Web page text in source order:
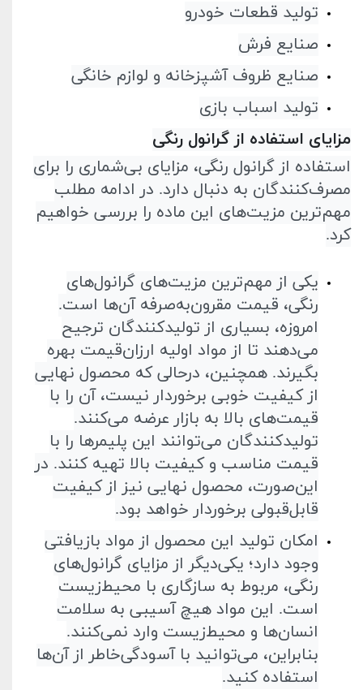
تولید قطعات خودرو
صنایع فرش
صنایع ظروف آشپزخانه و لوازم خانگی
تولید اسباب بازی
مزایای استفاده از گرانول رنگی
استفاده از گرانول رنگی، مزایای بی‌شماری را برای
مصرف‌کنندگان به­ دنبال دارد. در ادامه مطلب
مهم‌ترین مزیت‌های این ماده را بررسی خواهیم
کرد.
یکی از مهم‌ترین مزیت‌های گرانول‌های
رنگی، قیمت مقرون‌به‌صرفه آن‌ها است.
امروزه، بسیاری از تولید‌کنندگان ترجیح
می‌دهند تا از مواد اولیه ارزان‌قیمت بهره
بگیرند. همچنین، در‌حالی که محصول نهایی
از کیفیت خوبی برخوردار نیست، آن را با
قیمت‌های بالا به بازار عرضه می‌کنند.
تولید‌کنندگان می‌توانند این پلیمر‌ها را با
قیمت مناسب و کیفیت بالا تهیه کنند. در
این‌صورت، محصول نهایی نیز از کیفیت
قابل‌قبولی برخوردار خواهد بود.
امکان تولید این محصول از مواد بازیافتی
وجود دارد؛ یکی‌دیگر از مزایای گرانول‌های
رنگی، مربوط به سازگاری با محیط‌زیست
است. این مواد هیچ آسیبی به سلامت
انسان‌ها و محیط‌زیست وارد نمی‌کنند.
بنابراین، می‌توانید با آسودگی‌خاطر از آن‌ها
استفاده کنید.